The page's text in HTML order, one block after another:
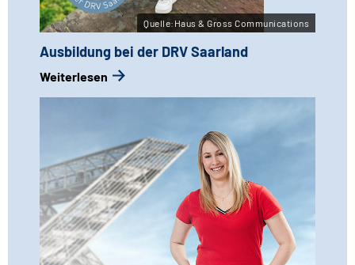
Quelle:Haus & Gross Communications
Ausbildung bei der DRV Saarland
Weiterlesen